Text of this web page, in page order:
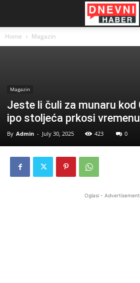
Home Magazin
Magazin
Jeste li čuli za munaru kod
ipo stoljeća prkosi vremenu
By Admin - July 30, 2025 423 0
Oglasi - Advertisement